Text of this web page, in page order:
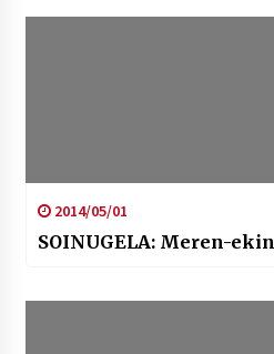
2014/05/01
SOINUGELA: Meren-ekin